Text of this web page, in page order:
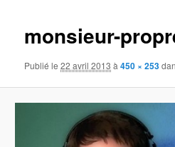
monsieur-
Publié le22 avril 2013 à450 × 253